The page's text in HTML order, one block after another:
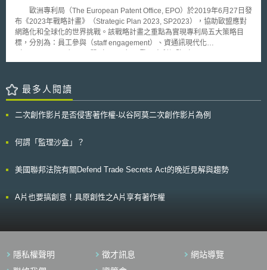
為了先聲奪人，Lamebook搶在Facebook提出商標侵權訴訟前，於11月4日
向德州Austin聯邦法院提出請求確認Lamebook詞語的使用並未侵害
Facebook的商標權。 在歷經幾個月的溝通及發送警告信皆未果的情況
下，Facebook的律師11月9日於加州San Jose聯邦法院，向Lamebook提
起商標侵權訴訟，並對外說明Lamebook網頁呈現方式、Logo皆和
Lamebook則回應其和Facebook所提供的服務並不相同，其並未提供社交
服務予使用者。此外，Lamebook認為網站僅是提供一個機會予使用者對於
全球最盛行的社交網站進行嘲諷、評論，Lamebook詞語的使用是屬於嘲諷
權。 值得一提的是，Lamebook並非屬於第一個被Facebook警告有商
Facebook指控商標侵權。而最近也出現許多聲浪開始撻伐Facebook不該以
商標侵權大戰中，戰勝目前全球最熱門社交網站Facebook，容我們拭目以
歐洲專利局（The European Patent Office, EPO）於2019年6月27日發
布《2023年戰略計畫》（Strategic Plan 2023, SP2023），協助歐盟應對
網路化和全球化的世界挑戰。該戰略計畫之重點為實現專利局五大策略目
標，分別為：員工參與（staff engagement）、資通訊現代化
network）和永續性（sustainability）。 該五大策略目標分述如下： 建
視識別、招募和留才之方法。 進行EPO 資通訊系統的簡化與現代化：包含
支持端到端的電子專利授權流程、對現有技術數據庫進一步投資、並關注亞
或其他作業流程及服務維持高標準，例如建立辦公室品質管理系統
立具有全球影響力的歐洲專利制度和網路：加強歐盟成員國與歐盟以外國家
局擬建立觀察站（Observatory）作為一提供利害關係人進行討論和分析的
塑膠等訂定明確長期目標。
最多人閱讀
二次創作影片是否侵害著作權-以谷阿莫二次創作影片為例
何謂「監理沙盒」？
美國聯邦法院有關Defend Trade Secrets Act的晚近見解與趨勢
A片也要搞創意！具原創性之A片享有著作權
隱私權聲明 徵才訊息
網站導覽